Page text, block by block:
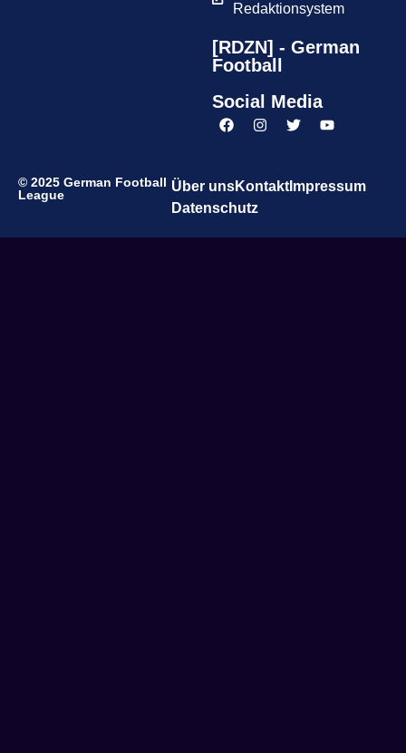
Redaktionsystem
[RDZN] - German
Football
Social Media
© 2025 German Football
League
Über unsKontaktImpressum
Datenschutz